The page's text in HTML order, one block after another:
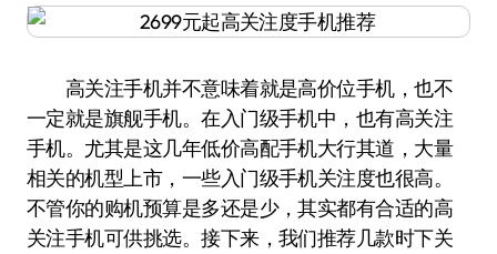
高关注手机并不意味着就是高价位手机，也不
一定就是旗舰手机。在入门级手机中，也有高关注
手机。尤其是这几年低价高配手机大行其道，大量
相关的机型上市，一些入门级手机关注度也很高。
不管你的购机预算是多还是少，其实都有合适的高
关注手机可供挑选。接下来，我们推荐几款时下关